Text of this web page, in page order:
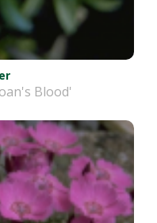
Blood'